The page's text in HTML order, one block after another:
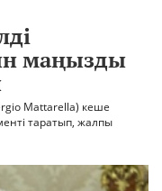
маңызды
Mattarella) кеше
таратып, жалпы